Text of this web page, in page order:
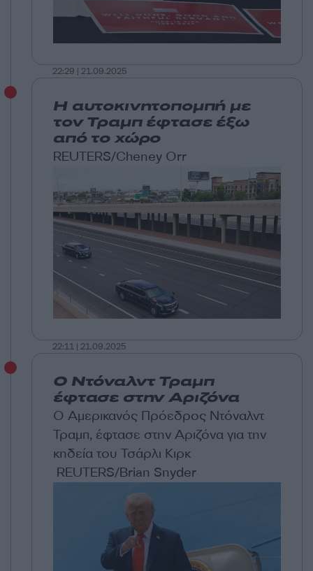
22:29 | 21.09.2025
Η αυτοκινητοπομπή με
τον Τραμπ έφτασε έξω
από το χώρο
REUTERS/Cheney Orr
22:11 | 21.09.2025
Ο Ντόναλντ Τραμπ
έφτασε στην Αριζόνα
Ο Αμερικανός Πρόεδρος Ντόναλντ
Τραμπ, έφτασε στην Αριζόνα για την
κηδεία του Τσάρλι Κιρκ
REUTERS/Brian Snyder